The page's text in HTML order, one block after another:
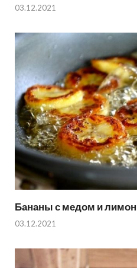
03.12.2021
Бананы с медом и
03.12.2021